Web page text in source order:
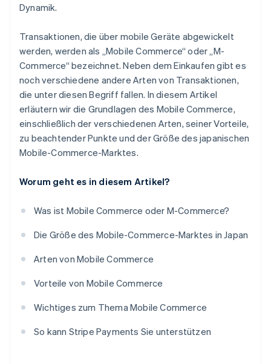
Dynamik.
Transaktionen, die über mobile Geräte abgewickelt
werden, werden als „Mobile Commerce“ oder „M-
Commerce“ bezeichnet. Neben dem Einkaufen gibt es
noch verschiedene andere Arten von Transaktionen,
die unter diesen Begriff fallen. In diesem Artikel
erläutern wir die Grundlagen des Mobile Commerce,
einschließlich der verschiedenen Arten, seiner Vorteile,
zu beachtender Punkte und der Größe des japanischen
Mobile-Commerce-Marktes.
Worum geht es in diesem Artikel?
Was ist Mobile Commerce oder M-Commerce?
Die Größe des Mobile-Commerce-Marktes in Japan
Arten von Mobile Commerce
Vorteile von Mobile Commerce
Wichtiges zum Thema Mobile Commerce
So kann Stripe Payments Sie unterstützen